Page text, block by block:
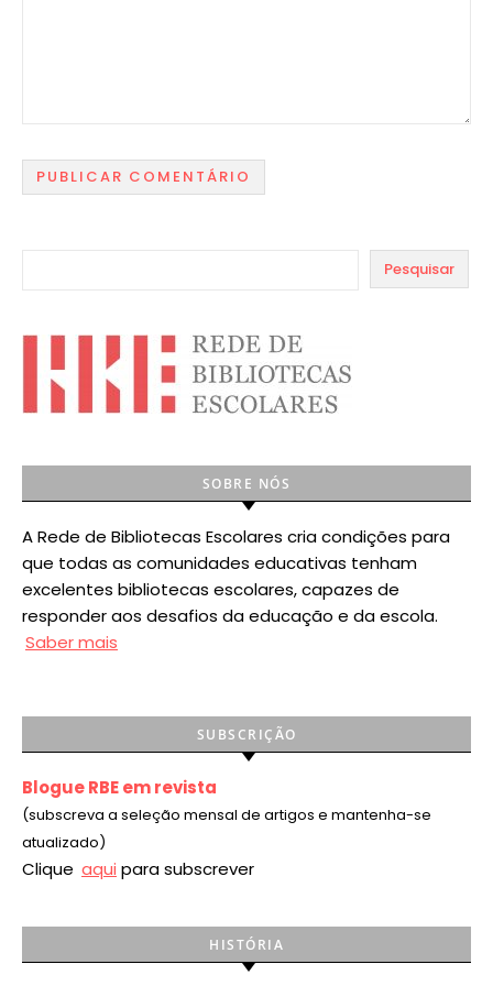
Pesquisar
SOBRE NÓS
A Rede de Bibliotecas Escolares cria condições para
que todas as comunidades educativas tenham
excelentes bibliotecas escolares, capazes de
responder aos desafios da educação e da escola.
Saber mais
SUBSCRIÇÃO
Blogue RBE em revista
(subscreva a seleção mensal de artigos e mantenha-se
atualizado)
Clique aqui para subscrever
HISTÓRIA